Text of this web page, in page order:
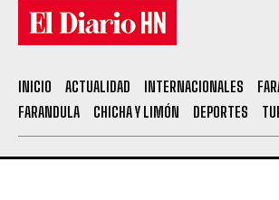
INICIO ACTUALIDAD INTERNACIONALES
FARANDULA
CHICHA Y LIMÓN DEPORTES